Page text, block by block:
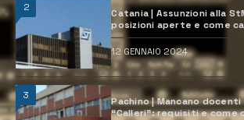
2
Catania | Assunzioni alla
posizioni aperte e come
12 GENNAIO 2024
3
Pachino | Mancano docenti
“Calleri”: requisiti e come